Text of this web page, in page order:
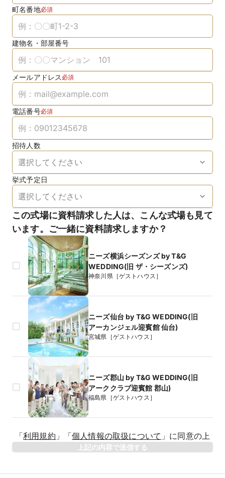
町名番地必須
建物名・部屋番号
メールアドレス 必須
電話番号必須
招待人数
挙式予定日
この式場に資料請求した人は、こんな式場も見て
います。ご一緒に資料請求しますか？
ニーズ横浜シーズンズ by T&G
WEDDING(旧 ザ・シーズンズ)
神奈川県［ゲストハウス］
ニーズ仙台 by T&G WEDDING(旧
アーカンジェル迎賓館 仙台)
宮城県［ゲストハウス］
ニーズ郡山 by T&G WEDDING(旧
アーククラブ迎賓館 郡山)
福島県［ゲストハウス］
年
「利用規約 」 「個人情報の取扱について 」 に同意の上
上記の内容で送信する